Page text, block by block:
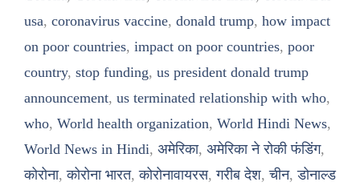
usa, coronavirus vaccine, donald trump, how impact
on poor countries, impact on poor countries, poor
country, stop funding, us president donald trump
announcement, us terminated relationship with who,
who, World health organization, World Hindi News,
World News in Hindi, अमेरिका, अमेरिका ने रोकी फंडिंग,
कोरोना,कोरोना भारत,कोरोनावायरस,गरीब देश,चीन,डोनाल्ड